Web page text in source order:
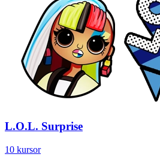
L.O.L. Surprise
10 kursor